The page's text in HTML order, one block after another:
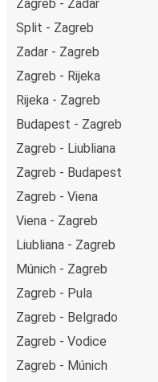
Zagreb - Zadar
Split - Zagreb
Zadar - Zagreb
Zagreb - Rijeka
Rijeka - Zagreb
Budapest - Zagreb
Zagreb - Liubliana
Zagreb - Budapest
Zagreb - Viena
Viena - Zagreb
Liubliana - Zagreb
Múnich - Zagreb
Zagreb - Pula
Zagreb - Belgrado
Zagreb - Vodice
Zagreb - Múnich